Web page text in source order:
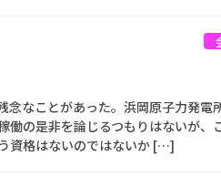
なことがあった。浜岡原子力発電
働の是非を論じるつもりはないが、
資格はないのではないか […]